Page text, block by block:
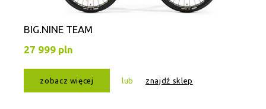
BIG.NINE TEAM
27 999 pln
zobacz więcej lub znajdź sklep